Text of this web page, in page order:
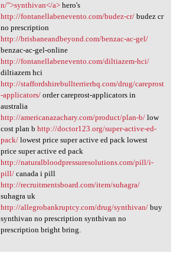
n/">synthivan</a>hero's
http://fontanellabenevento.com/budez-cr/budez cr
no prescription
http://brisbaneandbeyond.com/benzac-ac-gel/
benzac-ac-gel-online
http://fontanellabenevento.com/diltiazem-hci/
diltiazem hci
http://staffordshirebullterrierhq.com/drug/careprost
-applicators/order careprost-applicators in
australia
http://americanazachary.com/product/plan-b/low
cost plan b http://doctor123.org/super-active-ed-
pack/lowest price super active ed pack lowest
price super active ed pack
http://naturalbloodpressuresolutions.com/pill/i-
pill/canada i pill
http://recruitmentsboard.com/item/suhagra/
suhagra uk
http://allegrobankruptcy.com/drug/synthivan/buy
synthivan no prescription synthivan no
prescription bright bring.